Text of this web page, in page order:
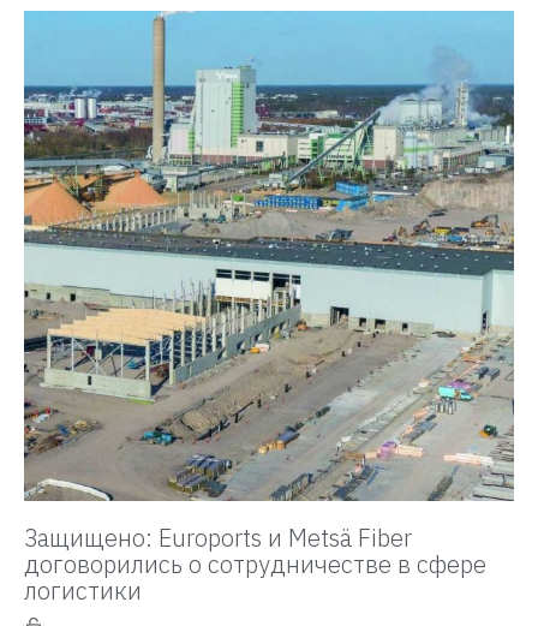
Защищено: Euroports и Metsä Fiber
договорились о сотрудничестве в сфере
логистики